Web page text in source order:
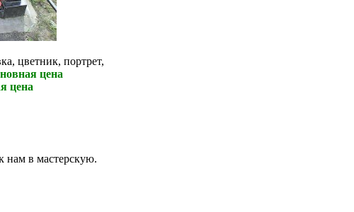
цветник, портрет,
цена
цена
нам в мастерскую.